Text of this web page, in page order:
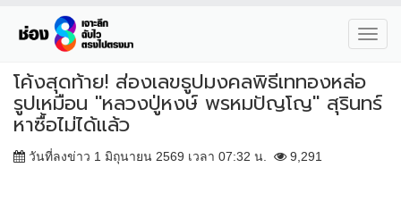
โค้งสุดท้าย! ส่องเลขธูปมงคลพิธีเททองหล่อ
รูปเหมือน "หลวงปู่หงษ์ พรหมปัญโญ" สุรินทร์
หาซื้อไม่ได้แล้ว
วันที่ลงข่าว 1 มิถุนายน 2569 เวลา 07:32 น. 9,291